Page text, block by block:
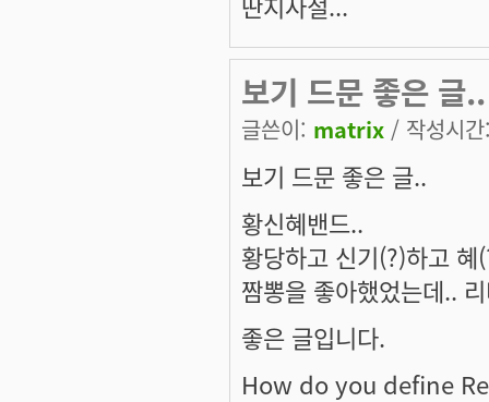
보기 드문 좋은 글..
글쓴이: matrix / 작성시
보기 드문 좋은 글..
황신혜밴드..
황당하고 신기(?)하고
짬뽕을 좋아했었는데..
좋은 글입니다.
How do you define